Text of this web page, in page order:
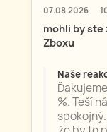
07.08.2026
mohli by ste
Zboxu
Naše
%. Teší